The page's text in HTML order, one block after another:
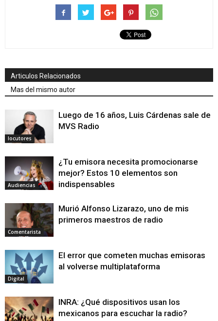
Articulos Relacionados
Mas del mismo autor
locutores
Luego de 16 años, Luis Cárdenas sale de
MVS Radio
Audiencias
¿Tu emisora necesita promocionarse
mejor? Estos 10 elementos son
indispensables
Comentarista
Murió Alfonso Lizarazo, uno de mis
primeros maestros de radio
Digital
El error que cometen muchas emisoras
al volverse multiplataforma
INRA: ¿Qué dispositivos usan los
mexicanos para escuchar la radio?